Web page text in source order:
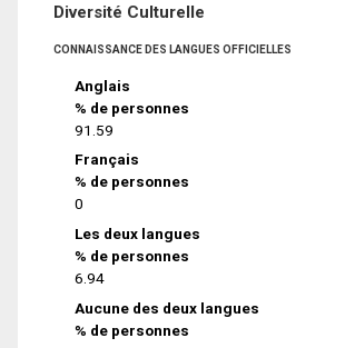
Diversité Culturelle
CONNAISSANCE DES LANGUES OFFICIELLES
Anglais
% de personnes
91.59
Français
% de personnes
0
Les deux langues
% de personnes
6.94
Aucune des deux langues
% de personnes